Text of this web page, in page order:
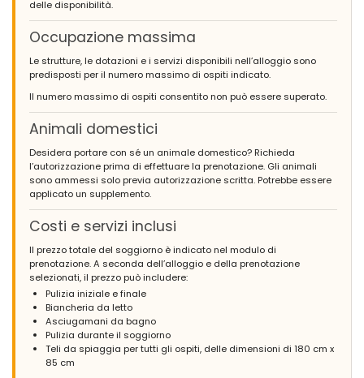
- 8,4
Famiglie con figli piccoli - Giugno 2024 - Regno Unito :
(Testo originale)
This is a lovely home for a big all-age family group like ours, and
has many rooms as well as a spacious garden so that even our
very big group never felt cramped. The villa was clean, and had
loads of utensils, plenty of freezer and fridge space, and things
worked well. In terms of furnishing and presentation it's not high
end luxury, but it's very nice and great value for money, because
it is so big, clean and easy to gather in the big room or patio, or
have quieter time in the smaller rooms. If there is one thing we
wish we had done differently it would be bringing our own padel
balls so we could play properly.
(Tradotto da Google)
Questa è una casa deliziosa per un grande gruppo familiare di
tutte le età come il nostro, e ha molte stanze e un ampio
giardino, così anche il nostro gruppo molto numeroso non si è
mai sentito a disagio. La villa era pulita e aveva un sacco di
utensili, un sacco di spazio nel freezer e nel frigorifero, e tutto
funzionava bene. In termini di arredamento e presentazione non
è un lusso di fascia alta, ma è molto bella e ha un ottimo
rapporto qualità-prezzo, perché è così grande, pulita e facile
riunirsi nella grande stanza o nel patio, o avere più tranquillità
nelle stanze più piccole. Se c'è una cosa che avremmo voluto
delle disponibilità.
Occupazione massima
Le strutture, le dotazioni e i servizi disponibili nell’alloggio sono
predisposti per il numero massimo di ospiti indicato.
Il numero massimo di ospiti consentito non può essere superato.
Animali domestici
Desidera portare con sé un animale domestico? Richieda
l’autorizzazione prima di effettuare la prenotazione. Gli animali
sono ammessi solo previa autorizzazione scritta. Potrebbe essere
applicato un supplemento.
Costi e servizi inclusi
Il prezzo totale del soggiorno è indicato nel modulo di
prenotazione. A seconda dell’alloggio e della prenotazione
selezionati, il prezzo può includere:
Pulizia iniziale e finale
Biancheria da letto
Asciugamani da bagno
Pulizia durante il soggiorno
Teli da spiaggia per tutti gli ospiti, delle dimensioni di 180 cm x
85 cm